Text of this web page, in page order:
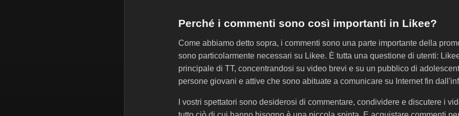
Perché i commenti sono così importanti in Likee?
Come abbiamo detto sopra, i commenti sono una parte importante della
sono particolarmente necessari su Likee. È tutta una questione di utenti:
principale di TT, concentrandosi su video brevi e su un pubblico di
persone giovani e attive che sono abituate a comunicare su Internet fin
I vostri spettatori sono desiderosi di commentare, condividere e discutere i